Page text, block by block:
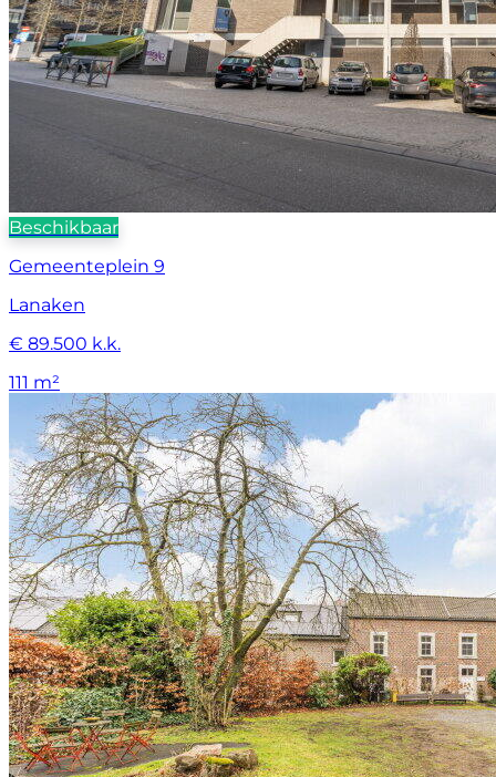
Beschikbaar
Gemeenteplein 9
Lanaken
€ 89.500 k.k.
111 m²